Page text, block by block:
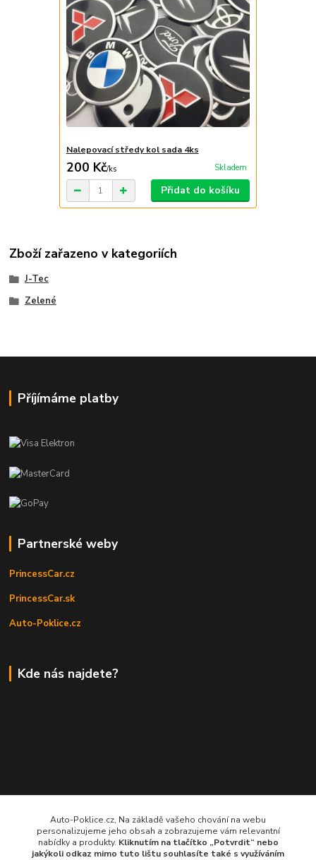
Nalepovací středy kol sada 4ks
200 Kč/ks Skladem
Přidat do košíku
Zboží zařazeno v kategoriích
J-Tec
Zelené
Příjímáme platby
Partnerské weby
PrincessCar.cz
PrincessCar.sk
Auto-Poklice.cz
Kde nás najdete?
Auto-Poklice.cz, Na základě vašeho chování na webu
personalizujeme jeho obsah a zobrazujeme vám relevantní
nabídky a produkty. Kliknutím na tlačítko „Potvrdit“ nebo
jakýkoli odkaz mimo tuto lištu souhlasíte také s využíváním